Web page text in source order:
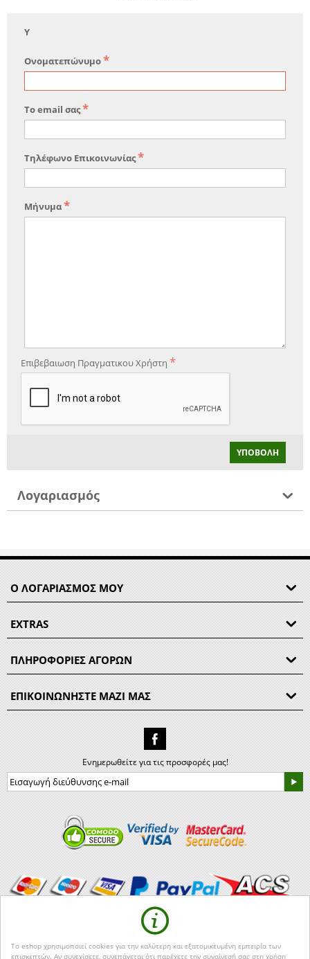
Το eshop χρησιμοποιεί cookies για την καλύτερη και εξατομικευμένη εμπειρία των
επισκεπτών. Αν συνεχίσετε, συνεπάγεται ότι παρέχετε την συναίνεσή σας στη χρήση
Y
Ονοματεπώνυμο
Το email σας
Τηλέφωνο Επικοινωνίας
Μήνυμα
Επιβεβαιωση Πραγματικου Χρήστη
ΥΠΟΒΟΛΉ
Λογαριασμός
Ο ΛΟΓΑΡΙΑΣΜΟΣ ΜΟΥ
EXTRAS
ΠΛΗΡΟΦΟΡΙΕΣ ΑΓΟΡΩΝ
ΕΠΙΚΟΙΝΩΝΗΣΤΕ ΜΑΖΙ ΜΑΣ
Ενημερωθείτε για τις προσφορές μας!
© 2018-2026 Kourkoulos Guns. Powered by
Η ΕΤΑΙΡΙΑ